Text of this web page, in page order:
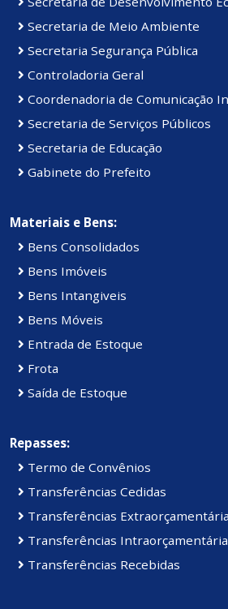
Secretaria de Meio Ambiente
Secretaria Segurança Pública
Controladoria Geral
Coordenadoria de Comunicação
Secretaria de Serviços Públicos
Secretaria de Educação
Gabinete do Prefeito
Materiais e Bens:
Bens Consolidados
Bens Imóveis
Bens Intangiveis
Bens Móveis
Entrada de Estoque
Frota
Saída de Estoque
Repasses:
Termo de Convênios
Transferências Cedidas
Transferências
Transferências
Transferências Recebidas